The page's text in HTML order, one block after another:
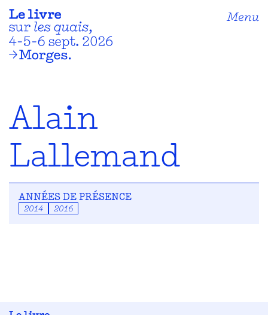
Menu
Alain
Lallemand
ANNÉES DE PRÉSENCE
2014 2016